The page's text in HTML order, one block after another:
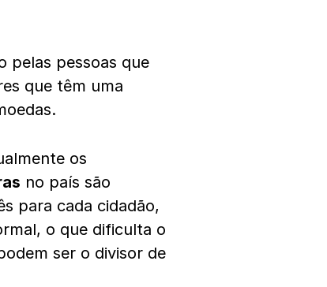
pelas pessoas que
que têm uma
os
no país são
para cada cidadão,
o que dificulta o
ser o divisor de